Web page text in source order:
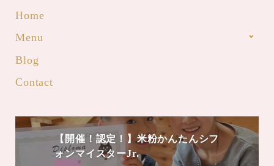
Home
Menu
Blog
Contact
【開催！認定！】米粉かんたんシフ
ォンマイスターJr.